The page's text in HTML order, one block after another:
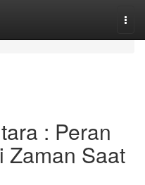
: Peran
Zaman Saat